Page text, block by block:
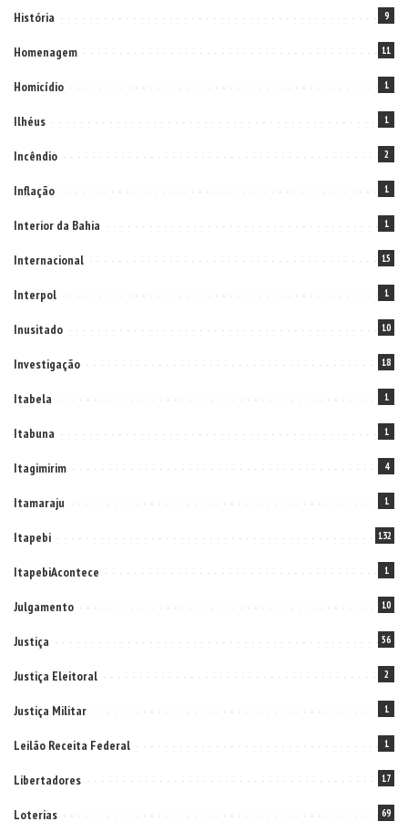
História 9
Homenagem 11
Homicídio 1
Ilhéus 1
Incêndio 2
Inflação 1
Interior da Bahia 1
Internacional 15
Interpol 1
Inusitado 10
Investigação 18
Itabela 1
Itabuna 1
Itagimirim 4
Itamaraju 1
Itapebi 132
ItapebiAcontece 1
Julgamento 10
Justiça 56
Justiça Eleitoral 2
Justiça Militar 1
Leilão Receita Federal 1
Libertadores 17
Loterias 69